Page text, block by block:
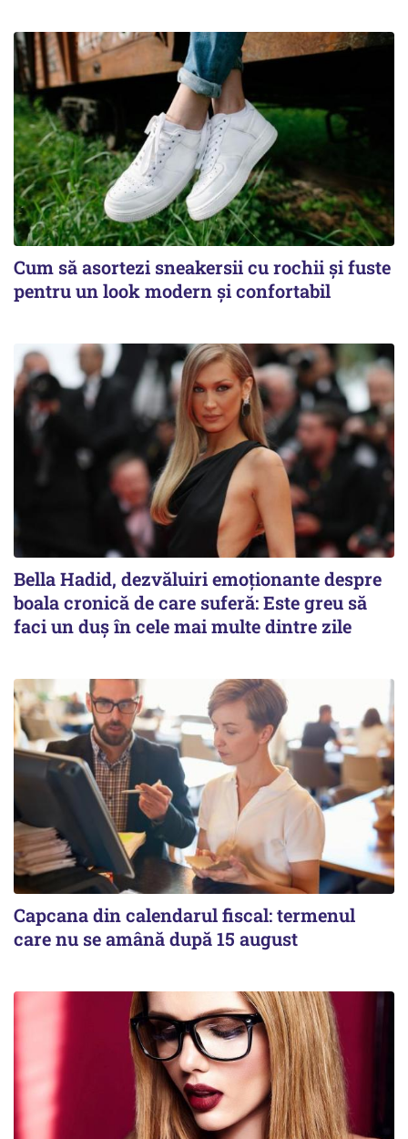
Cum să asortezi sneakersii cu rochii și fuste
pentru un look modern și confortabil
Bella Hadid, dezvăluiri emoționante despre
boala cronică de care suferă: Este greu să
faci un duș în cele mai multe dintre zile
Capcana din calendarul fiscal: termenul
care nu se amână după 15 august